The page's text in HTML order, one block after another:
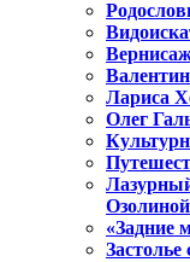
Лариса
Олег
Озолиной
«Задние